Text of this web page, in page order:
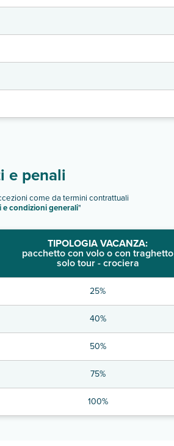
e penali
come da termini contrattuali
condizioni generali"
TIPOLOGIA VACANZA:
pacchetto con volo o con traghetto
solo tour - crociera
25%
40%
50%
75%
100%